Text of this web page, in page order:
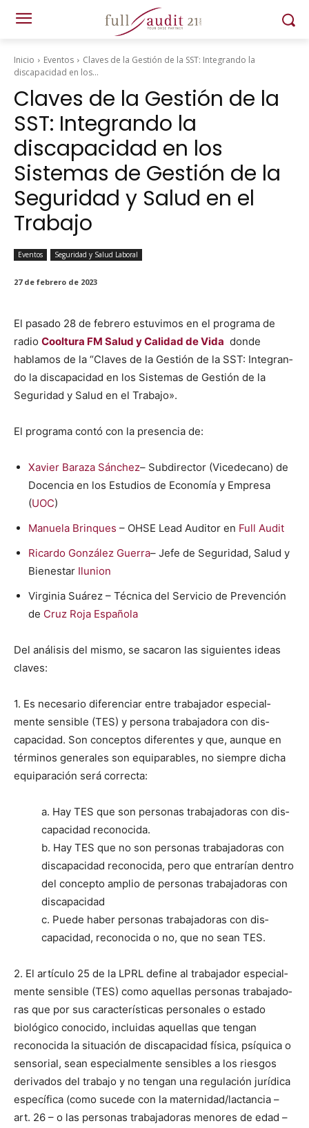
Inicio Eventos
Claves de la Gestión de la SST: Integrando la
discapacidad en los...
Claves de la Gestión de la
SST: Integrando la
discapacidad en los
Sistemas de Gestión de la
Seguridad y Salud en el
Trabajo
Eventos Seguridad y Salud Laboral
27 de febrero de 2023
El pasa­do 28 de febrero estu­vi­mos en el pro­gra­ma de
radio Cooltura FM Salud y Cal­i­dad de Vida donde
hablam­os de la “Claves de la Gestión de la SST: Inte­gran­
do la dis­capaci­dad en los Sis­temas de Gestión de la
Seguri­dad y Salud en el Tra­ba­jo».
El pro­gra­ma con­tó con la pres­en­cia de:
Xavier Baraza Sánchez– Sub­di­rec­tor (Vicede­cano) de
Docen­cia en los Estu­dios de Economía y Empre­sa
(UOC)
Manuela Brin­ques – OHSE Lead Audi­tor en Full Audit
Ricar­do González Guer­ra– Jefe de Seguri­dad, Salud y
Bien­es­tar Ilu­nion
Vir­ginia Suárez – Téc­ni­ca del Ser­vi­cio de Pre­ven­ción
de Cruz Roja Españo­la
Del análi­sis del mis­mo, se sac­aron las sigu­ientes ideas
claves:
1. Es nece­sario difer­en­ciar entre tra­ba­jador espe­cial­
mente sen­si­ble (TES) y per­sona tra­ba­jado­ra con dis­
capaci­dad. Son con­cep­tos difer­entes y que, aunque en
tér­mi­nos gen­erales son equipara­bles, no siem­pre dicha
equiparación será cor­rec­ta:
a. Hay TES que son per­sonas tra­ba­jado­ras con dis­
capaci­dad recono­ci­da.
b. Hay TES que no son per­sonas tra­ba­jado­ras con
dis­capaci­dad recono­ci­da, pero que entrarían den­tro
del con­cep­to amplio de per­sonas tra­ba­jado­ras con
dis­capaci­dad
c. Puede haber per­sonas tra­ba­jado­ras con dis­
capaci­dad, recono­ci­da o no, que no sean TES.
2. El artícu­lo 25 de la LPRL define al tra­ba­jador espe­cial­
mente sen­si­ble (TES) como aque­l­las per­sonas tra­ba­jado­
ras que por sus car­ac­terís­ti­cas per­son­ales o esta­do
biológi­co cono­ci­do, inclu­idas aque­l­las que ten­gan
recono­ci­da la situación de dis­capaci­dad físi­ca, psíquica o
sen­so­r­i­al, sean espe­cial­mente sen­si­bles a los ries­gos
deriva­dos del tra­ba­jo y no ten­gan una reg­u­lación jurídi­ca
especí­fi­ca (como sucede con la maternidad/lactancia –
art. 26 – o las per­sonas tra­ba­jado­ras menores de edad –